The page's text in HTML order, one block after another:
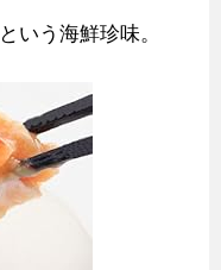
いう海鮮珍味。